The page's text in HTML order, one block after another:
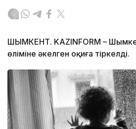
ШЫМКЕНТ. KAZINFORM –
өліміне әкелген оқиға тіркелді.